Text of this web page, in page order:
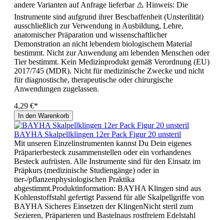
andere Varianten auf Anfrage lieferbar ⚠️ Hinweis: Die
Instrumente sind aufgrund ihrer Beschaffenheit (Unsterilität)
ausschließlich zur Verwendung in Ausbildung, Lehre,
anatomischer Präparation und wissenschaftlicher
Demonstration an nicht lebendem biologischem Material
bestimmt. Nicht zur Anwendung am lebenden Menschen oder
Tier bestimmt. Kein Medizinprodukt gemäß Verordnung (EU)
2017/745 (MDR). Nicht für medizinische Zwecke und nicht
für diagnostische, therapeutische oder chirurgische
Anwendungen zugelassen.
4,29 €*
In den Warenkorb
BAYHA Skalpellklingen 12er Pack Figur 20 unsteril
Mit unseren Einzelinstrumenten kannst Du Dein eigenes
Präparierbesteck zusammenstellen oder ein vorhandenes
Besteck aufrüsten. Alle Instrumente sind für den Einsatz im
Präpkurs (medizinische Studiengänge) oder in
tier-/pflanzenphysiologischen Praktika
abgestimmt.Produktinformation: BAYHA Klingen sind aus
Kohlenstoffstahl gefertigt Passend für alle Skalpellgriffe von
BAYHA Sicheres Einsetzen der KlingenNicht steril zum
Sezieren, Präparieren und Bastelnaus rostfreiem Edelstahl